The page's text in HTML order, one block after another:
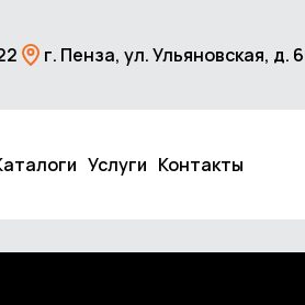
г. Пенза, ул. Ульяновская, д.
Услуги Контакты